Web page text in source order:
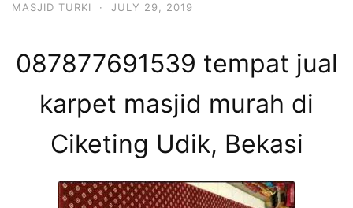
MASJID TURKI
· JULY 29, 2019
087877691539 tempat jual
karpet masjid murah di
Ciketing Udik, Bekasi